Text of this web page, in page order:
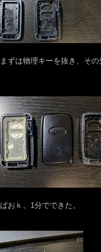
ずは物理キーを抜き、そ
おｋ。1分でできた。